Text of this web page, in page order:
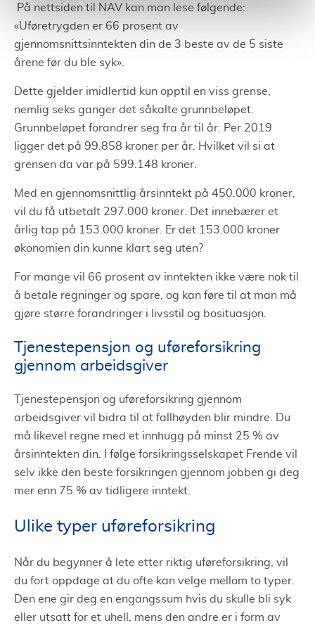
På nettsiden til NAV kan man lese følgende:
«Uføretrygden er 66 prosent av
gjennomsnittsinntekten din de 3 beste av de 5 siste
årene før du ble syk»
Dette gjelder imidlertid kun opptil en viss grense,
nemlig seks ganger det såkalte grunnbeløpet.
Grunnbeløpet forandrer seg fra år til år. Per 2019
ligger det på 99.858 kroner per år. Hvilket vil si at
grensen da var på 599.148 kroner.
Med en gjennomsnittlig årsinntekt på 450.000 kroner,
vil du få utbetalt 297.000 kroner. Det innebærer et
årlig tap på 153.000 kroner. Er det 153.000 kroner
økonomien din kunne klart seg uten?
For mange vil 66 prosent av inntekten ikke være nok til
å betale regninger og spare, og kan føre til at man må
gjøre større forandringer i livsstil og bosituasjon.
Tjenestepensjon og uføreforsikring
gjennom arbeidsgiver
Tjenestepensjon og uføreforsikring gjennom
arbeidsgiver vil bidra til at fallhøyden blir mindre. Du
må likevel regne med et innhugg på minst 25 % av
årsinntekten din. I følge forsikringsselskapet Frende vil
selv ikke den beste forsikringen gjennom jobben gi deg
mer enn 75 % av tidligere inntekt.
Ulike typer uføreforsikring
Når du begynner å lete etter riktig uføreforsikring, vil
du fort oppdage at du ofte kan velge mellom to typer.
Den ene gir deg en engangssum hvis du skulle bli syk
eller utsatt for et uhell, mens den andre er i form av